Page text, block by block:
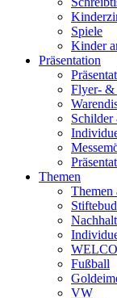
Spiele
Kinder
Präsentation
Flyer- &
Themen
Themen
Fußball
VW